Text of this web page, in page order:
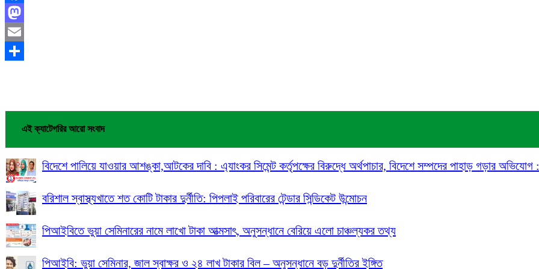
Facebook
Mastodon
Email
এই ক্যাটেগরির আরো সংবাদ
বিদেশে পালিয়ে যাওয়ার আশঙ্কা,আটকের দাবি : এ্যাংকর সিমেন্ট কর্তৃপক্ষের বিরুদ্ধে অর্থপাচার, বিদেশে সম্পদের পাহাড় গড়ার
বরিশাল স্বাস্থ্যখাতে শত কোটি টাকার দুর্নীতি: পিপলাই পরিবারের টেন্ডার সিন্ডিকেট উন্মোচন
পিআইবিতে ভুয়া সেমিনারের নামে লাখো টাকা আত্মসাৎ, অনুসন্ধানে বেরিয়ে এলো চাঞ্চল্যকর তথ্য
পিআইবি: ভুয়া সেমিনার, জাল স্বাক্ষর ও ২৪ লাখ টাকার বিল – অনুসন্ধানে বড় দুর্নীতির ইঙ্গিত